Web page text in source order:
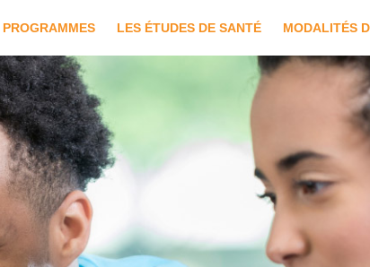
PROGRAMMES LES ÉTUDES DE SANTÉ MODALITÉS